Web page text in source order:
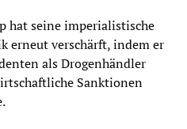
hat seine imperialistische
erneut verschärft, indem er
als Drogenhändler
Sanktionen